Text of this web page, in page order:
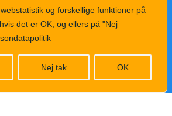
og forskellige funktioner på
det er OK, og ellers på "Nej
Nej tak OK